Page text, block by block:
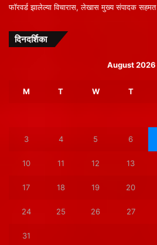
फॉरवर्ड झालेल्या विचारास, लेखास मुख्य संपादक
दिनदर्शिका
August 2026
M T W T
3 4 5 6
10 11 12 13
17 18 19 20
24 25 26 27
31